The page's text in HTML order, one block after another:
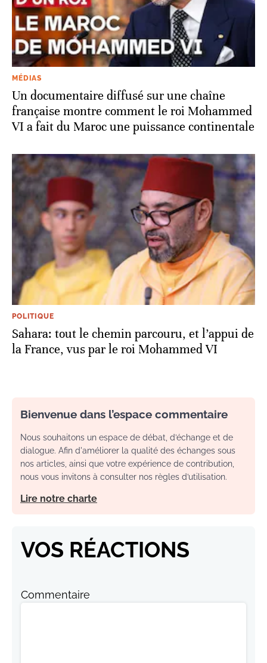
MÉDIAS
Un documentaire diffusé sur une chaîne
française montre comment le roi Mohammed
VI a fait du Maroc une puissance continentale
POLITIQUE
Sahara: tout le chemin parcouru, et l’appui de
la France, vus par le roi Mohammed VI
Bienvenue dans l’espace commentaire
Nous souhaitons un espace de débat, d’échange et de
dialogue. Afin d'améliorer la qualité des échanges sous
nos articles, ainsi que votre expérience de contribution,
nous vous invitons à consulter nos règles d’utilisation.
Lire notre charte
VOS RÉACTIONS
Commentaire